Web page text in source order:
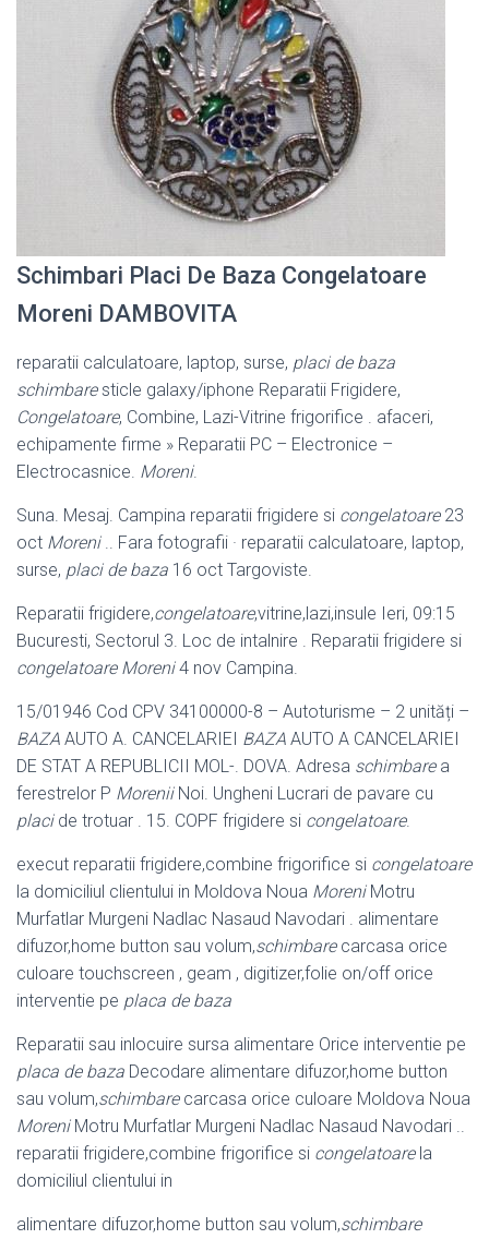
Schimbari Placi De Baza Congelatoare
Moreni DAMBOVITA
reparatii calculatoare, laptop, surse, placi de baza
schimbaresticle galaxy/iphone Reparatii Frigidere,
Congelatoare, Combine, Lazi-Vitrine frigorifice . afaceri,
echipamente firme » Reparatii PC – Electronice –
Electrocasnice. Moreni.
Suna. Mesaj. Campina reparatii frigidere si congelatoare23
oct Moreni.. Fara fotografii · reparatii calculatoare, laptop,
surse, placi de baza 16 oct Targoviste.
Reparatii frigidere,congelatoare,vitrine,lazi,insule Ieri, 09:15
Bucuresti, Sectorul 3. Loc de intalnire . Reparatii frigidere si
congelatoare Moreni4 nov Campina.
15/01946 Cod CPV 34100000-8 – Autoturisme – 2 unități –
BAZA AUTO A. CANCELARIEI BAZA AUTO A CANCELARIEI
DE STAT A REPUBLICII MOL-. DOVA. Adresa schimbarea
ferestrelor P MoreniiNoi. Ungheni Lucrari de pavare cu
placide trotuar . 15. COPF frigidere si congelatoare.
execut reparatii frigidere,combine frigorifice si congelatoare
la domiciliul clientului in Moldova Noua MoreniMotru
Murfatlar Murgeni Nadlac Nasaud Navodari . alimentare
difuzor,home button sau volum,schimbarecarcasa orice
culoare touchscreen , geam , digitizer,folie on/off orice
interventie pe placa de baza
Reparatii sau inlocuire sursa alimentare Orice interventie pe
placa de baza Decodare alimentare difuzor,home button
sau volum,schimbarecarcasa orice culoare Moldova Noua
MoreniMotru Murfatlar Murgeni Nadlac Nasaud Navodari ..
reparatii frigidere,combine frigorifice si congelatoarela
domiciliul clientului in
alimentare difuzor,home button sau volum,schimbare